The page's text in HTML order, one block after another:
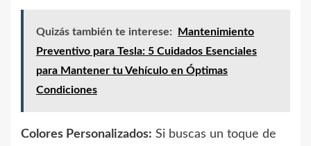
Quizás también te interese:
Mantenimiento
Preventivo para Tesla: 5 Cuidados Esenciales
para Mantener tu Vehículo en Óptimas
Condiciones
Colores Personalizados: Si buscas un toque de